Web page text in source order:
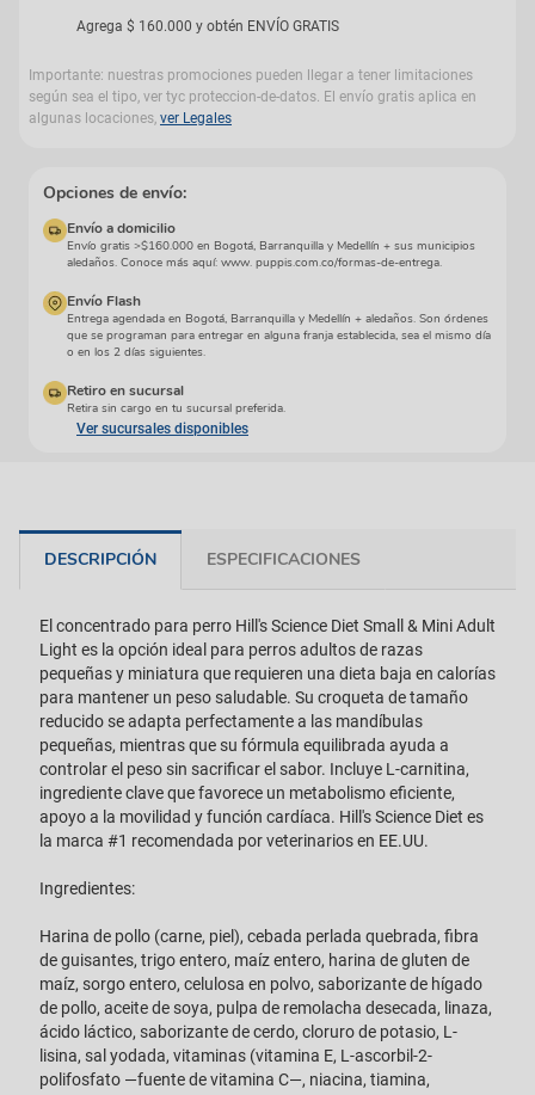
Agrega $ 160.000 y obtén ENVÍO GRATIS
Importante: nuestras promociones pueden llegar a tener limitaciones
según sea el tipo, ver tyc proteccion-de-datos. El envío gratis aplica en
algunas locaciones, ver Legales
Opciones de envío:
Envío a domicilio
Envío gratis >$160.000 en Bogotá, Barranquilla y Medellín + sus municipios
aledaños. Conoce más aquí: www. puppis.com.co/formas-de-entrega.
Envío Flash
Entrega agendada en Bogotá, Barranquilla y Medellín + aledaños. Son órdenes
que se programan para entregar en alguna franja establecida, sea el mismo día
o en los 2 días siguientes.
Retiro en sucursal
Retira sin cargo en tu sucursal preferida.
Ver sucursales disponibles
DESCRIPCIÓN ESPECIFICACIONES
El concentrado para perro Hill's Science Diet Small & Mini Adult
Light es la opción ideal para perros adultos de razas
pequeñas y miniatura que requieren una dieta baja en calorías
para mantener un peso saludable. Su croqueta de tamaño
reducido se adapta perfectamente a las mandíbulas
pequeñas, mientras que su fórmula equilibrada ayuda a
controlar el peso sin sacrificar el sabor. Incluye L-carnitina,
ingrediente clave que favorece un metabolismo eficiente,
apoyo a la movilidad y función cardíaca. Hill's Science Diet es
la marca #1 recomendada por veterinarios en EE.UU.
Ingredientes:
Harina de pollo (carne, piel), cebada perlada quebrada, fibra
de guisantes, trigo entero, maíz entero, harina de gluten de
maíz, sorgo entero, celulosa en polvo, saborizante de hígado
de pollo, aceite de soya, pulpa de remolacha desecada, linaza,
ácido láctico, saborizante de cerdo, cloruro de potasio, L-
lisina, sal yodada, vitaminas (vitamina E, L-ascorbil-2-
polifosfato —fuente de vitamina C—, niacina, tiamina,